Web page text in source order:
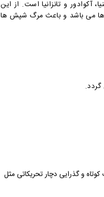
و تانزانیا است. از این
ها می باشد و باعث مرگ شپش ها
و گذرایی دچار تحریکاتی مثل